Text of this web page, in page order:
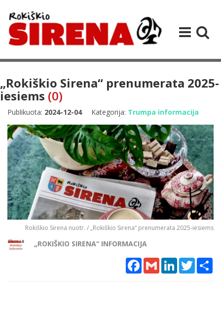
„Rokiškio Sirena“ prenumerata 2025-
iesiems (0)
Publikuota: 2024-12-04 Kategorija: Trumpa informacija
Rokiškio Sirena nuotr. / „Rokiškio Sirena“ prenumerata 2025-iesiems
„ROKIŠKIO SIRENA“ INFORMACIJA
Facebook
Gmail LinkedInTwitter